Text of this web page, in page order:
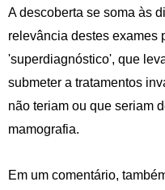
A descoberta se soma às
relevância destes exames
'superdiagnóstico', que
submeter a tratamentos
não teriam ou que seriam
mamografia.
Em um comentário,